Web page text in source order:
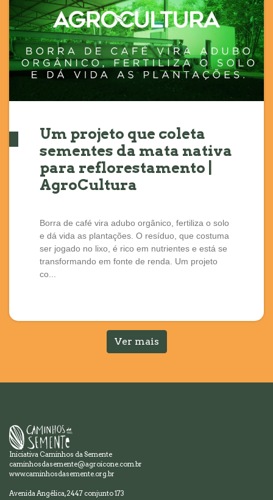
Um projeto que coleta
sementes da mata nativa
para reflorestamento |
AgroCultura
Borra de café vira adubo orgânico, fertiliza o solo
e dá vida as plantações. O resíduo, que costuma
ser jogado no lixo, é rico em nutrientes e está se
transformando em fonte de renda. Um projeto
co...
Ver mais
Iniciativa Caminhos da Semente
caminhosdasemente@agroicone.com.br
www.caminhosdasemente.org.br
Avenida Angélica, 2447 conjunto 173